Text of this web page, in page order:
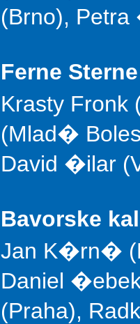
(Brno),
Ferne Sterne
Krasty
(Mlad�
David �ilar
Bavorske
Jan K�rn�
Daniel
(Praha),